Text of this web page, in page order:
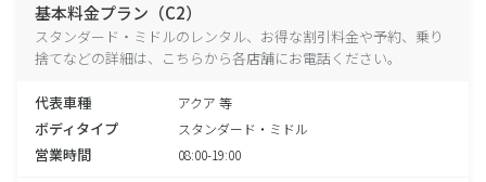
基本料金プラン（C2）
スタンダード・ミドルのレンタル、お得な割引料金や予約、乗り
捨てなどの詳細は、こちらから各店舗にお電話ください。
代表車種 アクア 等
ボディタイプ スタンダード・ミドル
営業時間 08:00-19:00